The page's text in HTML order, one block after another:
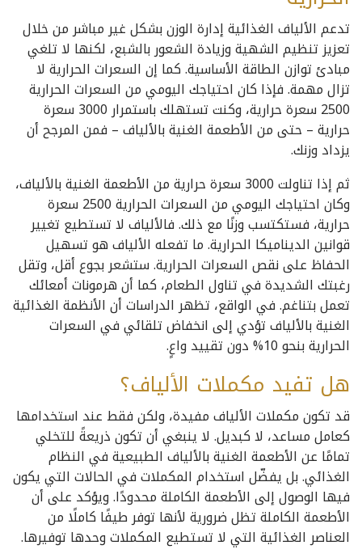
تدعم الألياف الغذائية إدارة الوزن بشكل غير مباشر من خلال
تعزيز تنظيم الشهية وزيادة الشعور بالشبع، لكنها لا تلغي
مبادئ توازن الطاقة الأساسية. كما إن السعرات الحرارية لا
تزال مهمة. فإذا كان احتياجك اليومي من السعرات الحرارية
2500 سعرة حرارية، وكنت تستهلك باستمرار 3000 سعرة
حرارية – حتى من الأطعمة الغنية بالألياف – فمن المرجح أن
يزداد وزنك.
ثم إذا تناولت 3000 سعرة حرارية من الأطعمة الغنية بالألياف،
وكان احتياجك اليومي من السعرات الحرارية 2500 سعرة
حرارية، فستكتسب وزنًا مع ذلك. فالألياف لا تستطيع تغيير
قوانين الديناميكا الحرارية. ما تفعله الألياف هو تسهيل
الحفاظ على نقص السعرات الحرارية. ستشعر بجوع أقل، وتقل
رغبتك الشديدة في تناول الطعام، كما أن هرمونات أمعائك
تعمل بتناغم. في الواقع، تظهر الدراسات أن الأنظمة الغذائية
الغنية بالألياف تؤدي إلى انخفاض تلقائي في السعرات
الحرارية بنحو 10% دون تقييد واعٍ.
هل تفيد مكملات الألياف؟
قد تكون مكملات الألياف مفيدة، ولكن فقط عند استخدامها
كعامل مساعد، لا كبديل. لا ينبغي أن تكون ذريعةً للتخلي
تمامًا عن الأطعمة الغنية بالألياف الطبيعية في النظام
الغذائي. بل يفضّل استخدام المكملات في الحالات التي يكون
فيها الوصول إلى الأطعمة الكاملة محدودًا. ويؤكد على أن
الأطعمة الكاملة تظل ضرورية لأنها توفر طيفًا كاملًا من
العناصر الغذائية التي لا تستطيع المكملات وحدها توفيرها.